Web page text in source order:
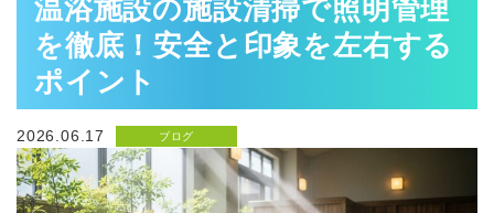
温浴施設の施設清掃で照明管理
を徹底！安全と印象を左右する
ポイント
2026.06.17 ブログ